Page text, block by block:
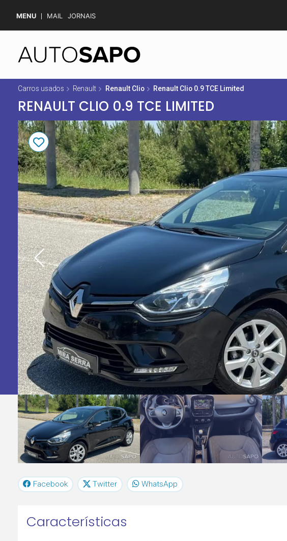
MENU MAIL JORNAIS
Carros usados Renault Renault Clio Renault Clio 0.9 TCE Limited
RENAULT CLIO 0.9 TCE LIMITED
Facebook Twitter WhatsApp
Características